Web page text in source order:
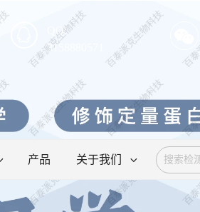
QQ:
3158880571
产品 关于我们